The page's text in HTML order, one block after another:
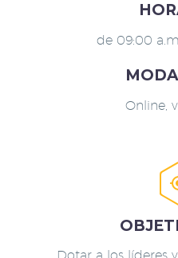
de 09:00
Online,